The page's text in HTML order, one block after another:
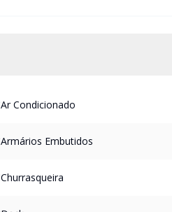
Ar Condicionado
Armários Embutidos
Churrasqueira